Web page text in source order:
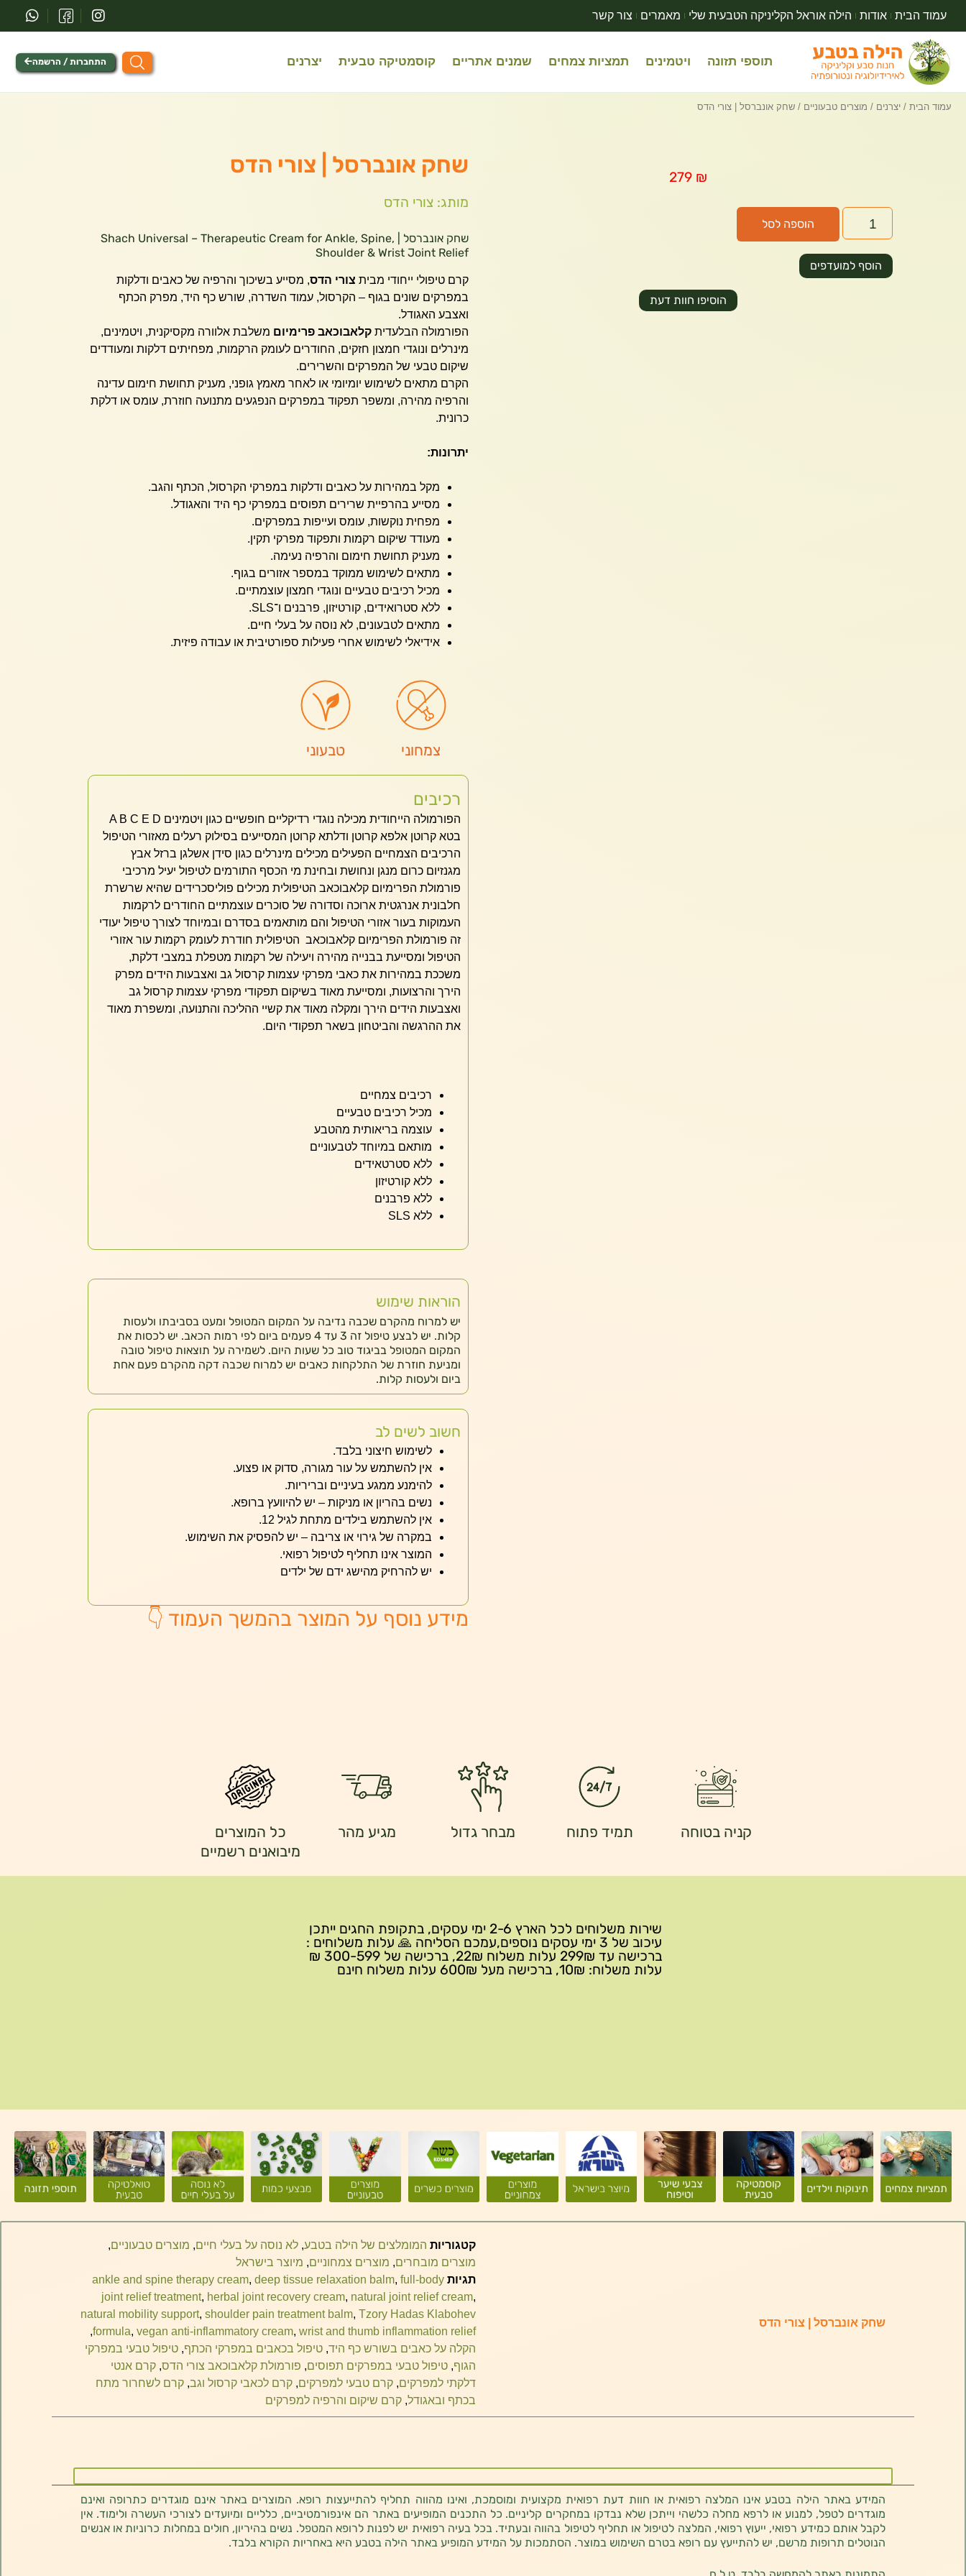
עמוד הבית אודות הילה אוראל הקליניקה הטבעית שלי מאמרים צור קשר
תוספי תזונה ויטמינים תמציות צמחים שמנים אתריים קוסמטיקה טבעית יצרנים התחברות / הרשמה
עמוד הבית / יצרנים / מוצרים טבעוניים / שחק אונברסל | צורי הדס
279 ₪
הוספה לסל
הוסיפו חוות דעת
הוסף למועדפים
שחק אונברסל | צורי הדס
מותג: צורי הדס
שחק אונברסל | Shach Universal – Therapeutic Cream for Ankle, Spine,
Shoulder & Wrist Joint Relief
קרם טיפולי ייחודי מבית צורי הדס, מסייע בשיכוך והרפיה של כאבים ודלקות
במפרקים שונים בגוף – הקרסול, עמוד השדרה, שורש כף היד, מפרק הכתף
ואצבע האגודל.
הפורמולה הבלעדית קלאבוכאב פרימיום משלבת אלוורה מקסיקנית, ויטמינים,
מינרלים ונוגדי חמצון חזקים, החודרים לעומק הרקמות, מפחיתים דלקות ומעודדים
שיקום טבעי של המפרקים והשרירים.
הקרם מתאים לשימוש יומיומי או לאחר מאמץ גופני, מעניק תחושת חימום עדינה
והרפיה מהירה, ומשפר תפקוד במפרקים הנפגעים מתנועה חוזרת, עומס או דלקת
כרונית.
יתרונות:
מקל במהירות על כאבים ודלקות במפרקי הקרסול, הכתף והגב.
מסייע בהרפיית שרירים תפוסים במפרקי כף היד והאגודל.
מפחית נוקשות, עומס ועייפות במפרקים.
מעודד שיקום רקמות ותפקוד מפרקי תקין.
מעניק תחושת חימום והרפיה נעימה.
מתאים לשימוש ממוקד במספר אזורים בגוף.
מכיל רכיבים טבעיים ונוגדי חמצון עוצמתיים.
ללא סטרואידים, קורטיזון, פרבנים ו־SLS.
מתאים לטבעונים, לא נוסה על בעלי חיים.
אידיאלי לשימוש אחרי פעילות ספורטיבית או עבודה פיזית.
צמחוני טבעוני
רכיבים
הפורמולה הייחודית מכילה נוגדי רדיקליים חופשיים כגון ויטמינים A B C E D
בטא קרוטן אלפא קרוטן ודלתא קרוטן המסייעים בסילוק רעלים מאזורי הטיפול
הרכיבים הצמחיים הפעילים מכילים מינרלים כגון סידן אשלגן ברזל אבץ
מגנזיום כרום מנגן ונחושת ובחינת מי הכסף התורמים לטיפול יעיל מרכיבי
פורמולת הפרימיום קלאבוכאב הטיפולית מכילים פוליסכרידים שהיא שרשרת
חלבונית אנרגטית ארוכה וסדורה של סוכרים עוצמתיים החודרים לרקמות
העמוקות בעור אזורי הטיפול והם מותאמים בסדרם ובמיוחד לצורך טיפול יעודי
זה פורמולת הפרימיום קלאבוכאב הטיפולית חודרת לעומק רקמות עור אזורי
הטיפול ומסייעת בבנייה מהירה ויעילה של רקמות מטפלת במצבי דלקת,
משככת במהירות את כאבי מפרקי עצמות קרסול גב ואצבעות הידים מפרק
הירך והרצועות, ומסייעת מאוד בשיקום תפקודי מפרקי עצמות קרסול גב
ואצבעות הידים הירך ומקלה מאוד את קשיי ההליכה והתנועה, ומשפרת מאוד
את ההרגשה והביטחון בשאר תפקודי היום.
רכיבים צמחיים
מכיל רכיבים טבעיים
עוצמה בריאותית מהטבע
מותאם במיוחד לטבעוניים
ללא סטרטאידים
ללא קורטיזון
ללא פרבנים
ללא SLS
הוראות שימוש
יש למרוח מהקרם שכבה נדיבה על המקום המטופל ומעט בסביבתו ולעסות
קלות. יש לבצע טיפול זה 3 עד 4 פעמים ביום לפי רמות הכאב. יש לכסות את
המקום המטופל בביגוד טוב כל שעות היום. לשמירה על תוצאות טיפול טובה
ומניעת חוזרת של התלקחות כאבים יש למרוח שכבה דקה מהקרם פעם אחת
ביום ולעסות קלות.
חשוב לשים לב
לשימוש חיצוני בלבד.
אין להשתמש על עור מגורה, סדוק או פצוע.
להימנע ממגע בעיניים ובריריות.
נשים בהריון או מניקות – יש להיוועץ ברופא.
אין להשתמש בילדים מתחת לגיל 12.
במקרה של גירוי או צריבה – יש להפסיק את השימוש.
המוצר אינו תחליף לטיפול רפואי.
יש להרחיק מהישג ידם של ילדים
מידע נוסף על המוצר בהמשך העמוד 👇
קניה בטוחה תמיד פתוח מבחר גדול מגיע מהר
כל המוצרים
מיבואנים רשמיים
שירות משלוחים לכל הארץ 2-6 ימי עסקים, בתקופת החגים ייתכן
עיכוב של 3 ימי עסקים נוספים,עמכם הסליחה 🙏 עלות משלוחים :
ברכישה עד 299₪ עלות משלוח 22₪, ברכישה של 300-599 ₪
עלות משלוח: 10₪, ברכישה מעל 600₪ עלות משלוח חינם
שחק אונברסל | צורי הדס
קטגוריות המומלצים של הילה בטבע, לא נוסה על בעלי חיים, מוצרים טבעוניים,
מוצרים מובחרים, מוצרים צמחוניים, מיוצר בישראל
תגיות
ankle and spine therapy cream, deep tissue relaxation balm, full-body
joint relief treatment, herbal joint recovery cream, natural joint relief cream,
natural mobility support, shoulder pain treatment balm, Tzory Hadas Klabohev
formula, vegan anti-inflammatory cream, wrist and thumb inflammation relief
,
הקלה על כאבים בשורש כף היד, טיפול בכאבים במפרקי הכתף, טיפול טבעי במפרקי
הגוף, טיפול טבעי במפרקים תפוסים, פורמולת קלאבוכאב צורי הדס, קרם אנטי
דלקתי למפרקים, קרם טבעי למפרקים, קרם לכאבי קרסול וגב, קרם לשחרור מתח
בכתף ובאגודל, קרם שיקום והרפיה למפרקים
המידע באתר הילה בטבע אינו המלצה רפואית או חוות דעת רפואית מקצועית ומוסמכת, ואינו מהווה תחליף להתייעצות רופא. המוצרים באתר אינם מוגדרים כתרופה ואינם
מוגדרים לטפל, למנוע או לרפא מחלה כלשהי וייתכן שלא נבדקו במחקרים קליניים. כל התכנים המופיעים באתר הם אינפורמטיביים, כלליים ומיועדים לצורכי העשרה ולימוד. אין
לקבל אותם כמידע רפואי, ייעוץ רפואי, המלצה לטיפול או תחליף לטיפול בהווה ובעתיד. בכל בעיה רפואית יש לפנות לרופא המטפל. נשים בהיריון, חולים במחלות כרוניות או אנשים
הנוטלים תרופות מרשם, יש להתייעץ עם רופא בטרם השימוש במוצר. הסתמכות על המידע המופיע באתר הילה בטבע היא באחריות הקורא בלבד.